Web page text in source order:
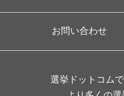
お問い合わせ
選挙ドットコムで